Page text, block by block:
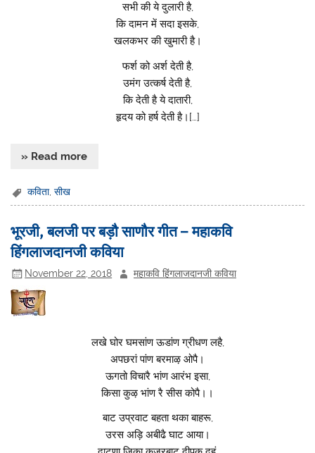
सभी की ये दुलारी है,
कि दामन में सदा इसके,
खलकभर की खुमारी है।
फर्श को अर्श देती है,
उमंग उत्कर्ष देती है,
कि देती है ये दातारी,
हृदय को हर्ष देती है।[…]
» Read more
कविता,सीख
भूरजी, बलजी पर बड़ौ साणौर गीत – महाकवि
हिंगलाजदानजी कविया
November 22, 2018 महाकवि हिंगलाजदानजी कविया
लखे घोर घमसांण ऊडांण ग्रीधण लहै,
अपछरां पांण बरमाऴ ओपै।
ऊगतो विचारै भांण आरंभ इसा,
किसा कुऴ भांण रै सीस कोपै।।
बाट उप्रवाट बहता थका बाहरू,
उरस अड़ि अबीढै घाट आया।